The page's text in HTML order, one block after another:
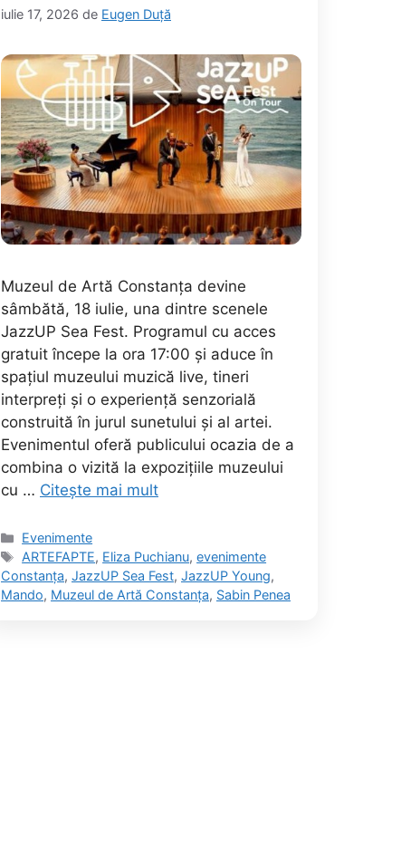
iulie 17, 2026 de Eugen Duță
Muzeul de Artă Constanța devine
sâmbătă, 18 iulie, una dintre scenele
JazzUP Sea Fest. Programul cu acces
gratuit începe la ora 17:00 și aduce în
spațiul muzeului muzică live, tineri
interpreți și o experiență senzorială
construită în jurul sunetului și al artei.
Evenimentul oferă publicului ocazia de a
combina o vizită la expozițiile muzeului
cu … Citește mai mult
Categorii
Evenimente
Etichete
ARTEFAPTE, Eliza Puchianu,evenimente
Constanța, JazzUP Sea Fest, JazzUP Young,
Mando, Muzeul de Artă Constanța, Sabin Penea